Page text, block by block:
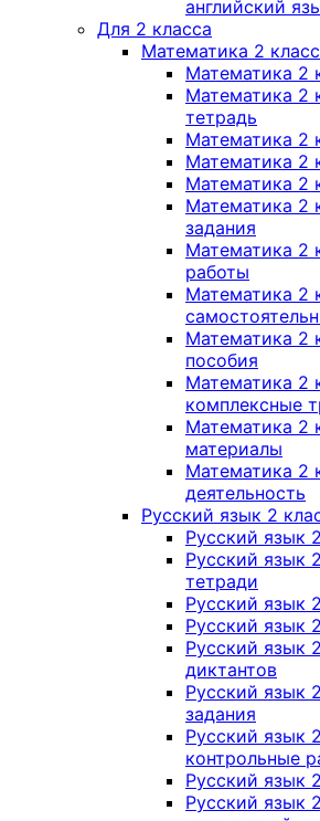
английский
Для 2 класса
Математика 2 класс
Математика 2
Математика 2
тетрадь
Математика 2
Математика 2
Математика 2
Математика 2
задания
Математика 2
работы
Математика 2
Математика 2
пособия
Математика 2
комплексные
Математика 2
материалы
Математика 2
деятельность
Русский язык 2
Русский язык
Русский язык
тетради
Русский язык
Русский язык
Русский язык
диктантов
Русский язык
задания
Русский язык
контрольные
Русский язык
Русский язык